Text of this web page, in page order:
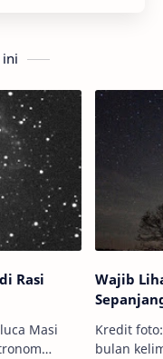
Rasi
Masi
Wajib
Kredit foto:
bulan